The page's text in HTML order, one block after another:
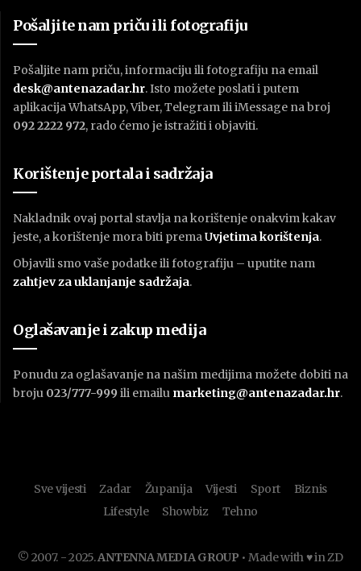
Pošaljite nam priču ili fotografiju
Pošaljite nam priču, informaciju ili fotografiju na email
desk@antenazadar.hr. Isto možete poslati i putem
aplikacija WhatsApp, Viber, Telegram ili iMessage na broj
092 2222 972, rado ćemo je istražiti i objaviti.
Korištenje portala i sadržaja
Nakladnik ovaj portal stavlja na korištenje onakvim kakav
jeste, a korištenje mora biti premaUvjetima korištenja.
Objavili smo vaše podatke ili fotografiju – uputite nam
zahtjev za uklanjanje sadržaja.
Oglašavanje i zakup medija
Ponudu za oglašavanje na našim medijima možete dobiti na
broju 023/777-999 ili emailu marketing@antenazadar.hr.
Sve vijesti Zadar Županija Vijesti Sport
Biznis
Lifestyle
Showbiz Tehno
© 2007. - 2025.ANTENNA MEDIA GROUP • Made with ♥ in ZD